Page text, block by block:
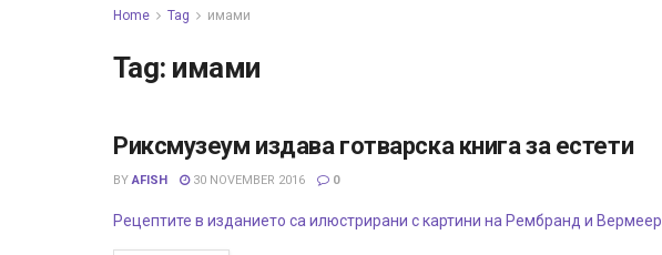
Home Tag имами
Tag: имами
ИЗЛОЖБИ
Риксмузеум издава готварска книга за естети
BY AFISH 30 NOVEMBER 2016 0
Рецептите в изданието са илюстрирани с картини на Рембранд и Вермеер